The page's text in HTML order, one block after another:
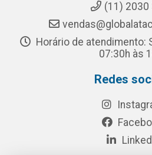
(11) 2030
Horário de atendimento:
07:30h às
Redes